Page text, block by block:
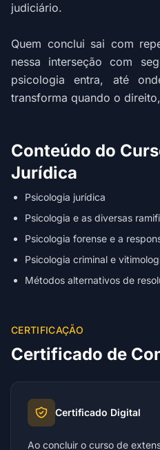
judiciário.
Quem conclui sai com
nessa interseção com
psicologia entra, até
transforma quando o
Conteúdo do
Jurídica
Psicologia jurídica
Psicologia e as diversas
Psicologia forense e a
Psicologia criminal e
Métodos alternativos de
CERTIFICAÇÃO
Certificado de
Certificado Digital
Ao concluir o curso de